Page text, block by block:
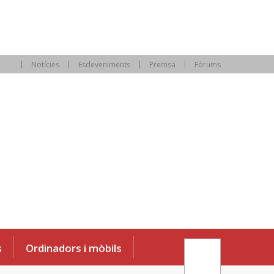
Notícies Esdeveniments Premsa Fòrums
Ordinadors i mòbils